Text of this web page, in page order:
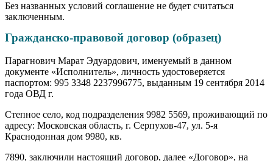
Без названных условий соглашение не будет считаться
заключенным.
Гражданско-правовой договор (образец)
Парагнович Марат Эдуардович, именуемый в данном
документе «Исполнитель», личность удостоверяется
паспортом: 995 3348 2237996775, выданным 19 сентября 2014
года ОВД г.
Степное село, код подразделения 9982 5569, проживающий по
адресу: Московская область, г. Серпухов-47, ул. 5-я
Краснодонная дом 9980, кв.
7890, заключили настоящий договор, далее «Договор», на